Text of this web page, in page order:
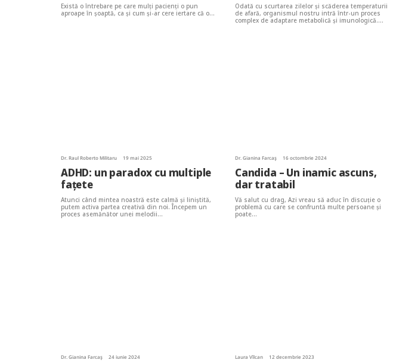
Există o întrebare pe care mulți pacienți o pun
aproape în șoaptă, ca și cum și-ar cere iertare că o…
Odată cu scurtarea zilelor și scăderea temperaturii
de afară, organismul nostru intră într-un proces
complex de adaptare metabolică și imunologică.…
Dr. Raul Roberto Militaru 19 mai 2025
ADHD: un paradox cu multiple
fațete
Atunci când mintea noastră este calmă și liniștită,
putem activa partea creativă din noi. Începem un
proces asemănător unei melodii…
Dr. Gianina Farcaș 16 octombrie 2024
Candida – Un inamic ascuns,
dar tratabil
Vă salut cu drag, Azi vreau să aduc în discuție o
problemă cu care se confruntă multe persoane și
poate…
Dr. Gianina Farcaș 24 iunie 2024 Laura Vîlcan 12 decembrie 2023